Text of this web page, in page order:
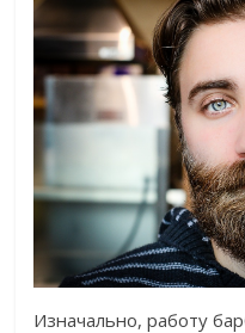
Изначально, работу